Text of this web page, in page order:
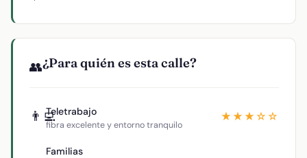
👥¿Para quién es esta calle?
👨‍💻Teletrabajo
fibra excelente y entorno tranquilo
★★★☆☆
Familias